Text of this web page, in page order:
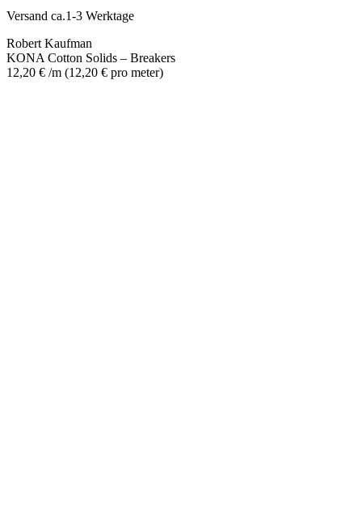
Menge
Versand ca.1-3 Werktage
Robert Kaufman
KONA Cotton Solids – Breakers
12,20 € /m (12,20 € pro meter)